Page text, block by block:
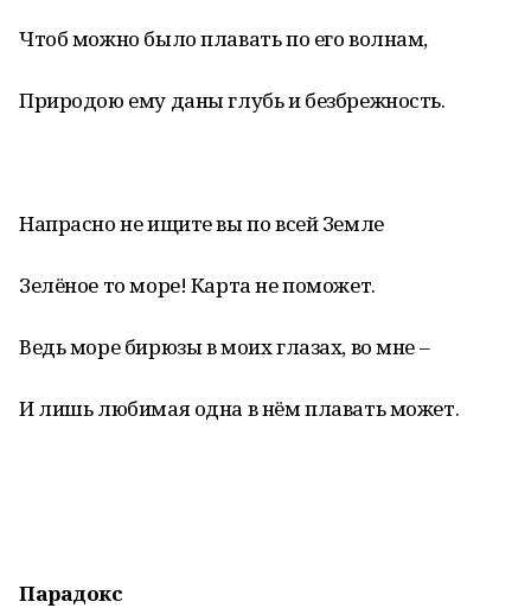
Чтоб можно было плавать по его волнам,
Природою ему даны глубь и безбрежность.
Напрасно не ищите вы по всей Земле
Зелёное то море! Карта не поможет.
Ведь море бирюзы в моих глазах, во мне –
И лишь любимая одна в нём плавать может.
Парадокс